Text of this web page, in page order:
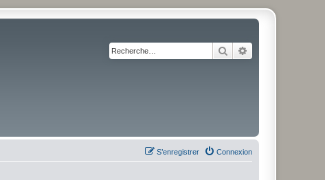
Rechercher
Connexion
S’enregistrer